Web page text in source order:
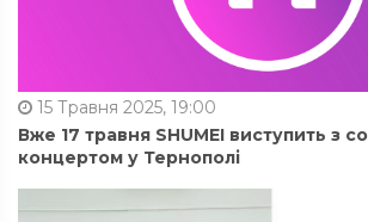
15 Травня 2025, 19:00
Вже 17 травня SHUMEI виступить з
концертом у Тернополі